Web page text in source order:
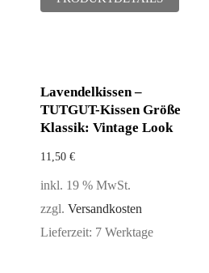
Lavendelkissen –
TUTGUT-Kissen Größe
Klassik: Vintage Look
11,50 €
inkl. 19 % MwSt.
zzgl. Versandkosten
Lieferzeit: 7 Werktage